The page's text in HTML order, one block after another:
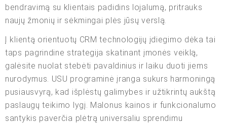
bendravimą su klientais padidins lojalumą, pritrauks
naujų žmonių ir sėkmingai plės jūsų verslą.
Į klientą orientuotų CRM technologijų įdiegimo dėka tai
taps pagrindine strategija skatinant įmonės veiklą,
galėsite nuolat stebėti pavaldinius ir laiku duoti jiems
nurodymus. USU programinė įranga sukurs harmoningą
pusiausvyrą, kad išplėstų galimybes ir užtikrintų aukštą
paslaugų teikimo lygį. Malonus kainos ir funkcionalumo
santykis paverčia plėtrą universaliu sprendimu